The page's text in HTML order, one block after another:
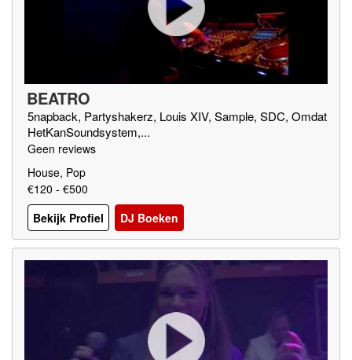
BEATRO
5napback, Partyshakerz, Louis XIV, Sample, SDC, Omdat
HetKanSoundsystem,...
Geen reviews
House, Pop
€120 - €500
Bekijk Profiel
DJ Boeken